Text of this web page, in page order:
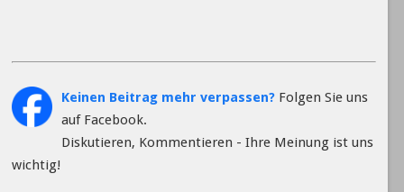
Keinen Beitrag mehr verpassen?Folgen Sie uns
auf Facebook.
Diskutieren, Kommentieren - Ihre Meinung ist uns
wichtig!